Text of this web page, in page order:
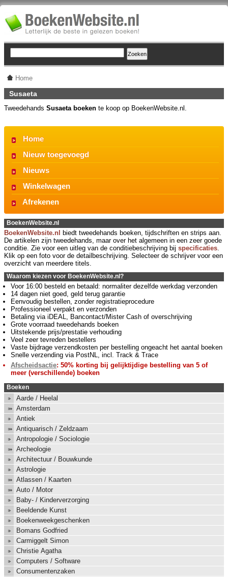
Home
Susaeta
Tweedehands Susaeta boeken te koop op BoekenWebsite.nl.
Home
Nieuw toegevoegd
Nieuws
Winkelwagen
Afrekenen
BoekenWebsite.nl
BoekenWebsite.nl
biedt tweedehands boeken, tijdschriften en strips aan.
De artikelen zijn tweedehands, maar over het algemeen in een zeer goede
conditie. Zie voor een uitleg van de conditiebeschrijving bij specificaties.
Klik op een foto voor de detailbeschrijving. Selecteer de schrijver voor een
overzicht van meerdere titels.
Waarom kiezen voor BoekenWebsite.nl?
Voor 16:00 besteld en betaald: normaliter dezelfde werkdag verzonden
14 dagen niet goed, geld terug garantie
Eenvoudig bestellen, zonder registratieprocedure
Professioneel verpakt en verzonden
Betaling via iDEAL, Bancontact/Mister Cash of overschrijving
Grote voorraad tweedehands boeken
Uitstekende prijs/prestatie verhouding
Veel zeer tevreden bestellers
Vaste bijdrage verzendkosten per bestelling ongeacht het aantal boeken
Snelle verzending via PostNL, incl. Track & Trace
Afscheidsactie: 50% korting bij gelijktijdige bestelling van 5 of
meer (verschillende) boeken
Boeken
Aarde / Heelal
Amsterdam
Antiek
Antiquarisch / Zeldzaam
Antropologie / Sociologie
Archeologie
Architectuur / Bouwkunde
Astrologie
Atlassen / Kaarten
Auto / Motor
Baby- / Kinderverzorging
Beeldende Kunst
Boekenweekgeschenken
Bomans Godfried
Carmiggelt Simon
Christie Agatha
Computers / Software
Consumentenzaken